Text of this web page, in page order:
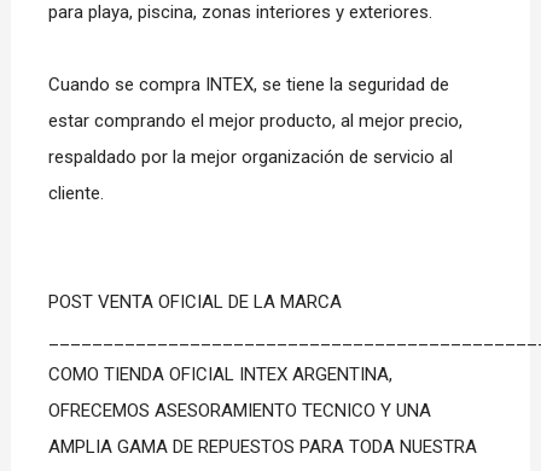
para playa, piscina, zonas interiores y exteriores.
Cuando se compra INTEX, se tiene la seguridad de
estar comprando el mejor producto, al mejor precio,
respaldado por la mejor organización de servicio al
cliente.
POST VENTA OFICIAL DE LA MARCA
COMO TIENDA OFICIAL INTEX ARGENTINA,
OFRECEMOS ASESORAMIENTO TECNICO Y UNA
AMPLIA GAMA DE REPUESTOS PARA TODA NUESTRA